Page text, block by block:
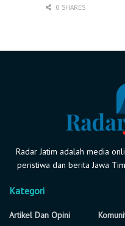
0 SHARES
Radar Jatim adalah media
peristiwa dan berita Jawa
Kategori
Artikel Dan Opini